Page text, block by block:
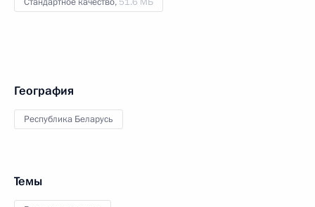
География
Республика Беларусь
Темы